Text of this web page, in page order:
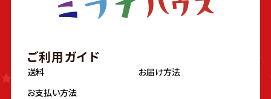
ご利用ガイド
送料
お届け方法
お支払い方法